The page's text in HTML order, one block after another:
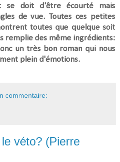
se doit d'être écourté mais
de vue. Toutes ces petites
toutesque quelque soit
remplie des même ingrédients:
un très bon roman qui nous
plein d'émotions.
commentaire:
véto? (Pierre